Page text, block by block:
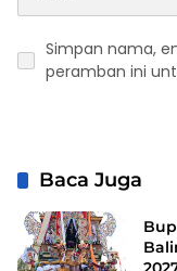
Simpan nama,
peramban ini
Baca Juga